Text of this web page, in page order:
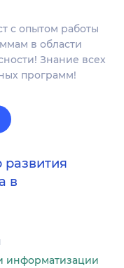
с опытом работы
в области
Знание всех
программ!
в
информатизации